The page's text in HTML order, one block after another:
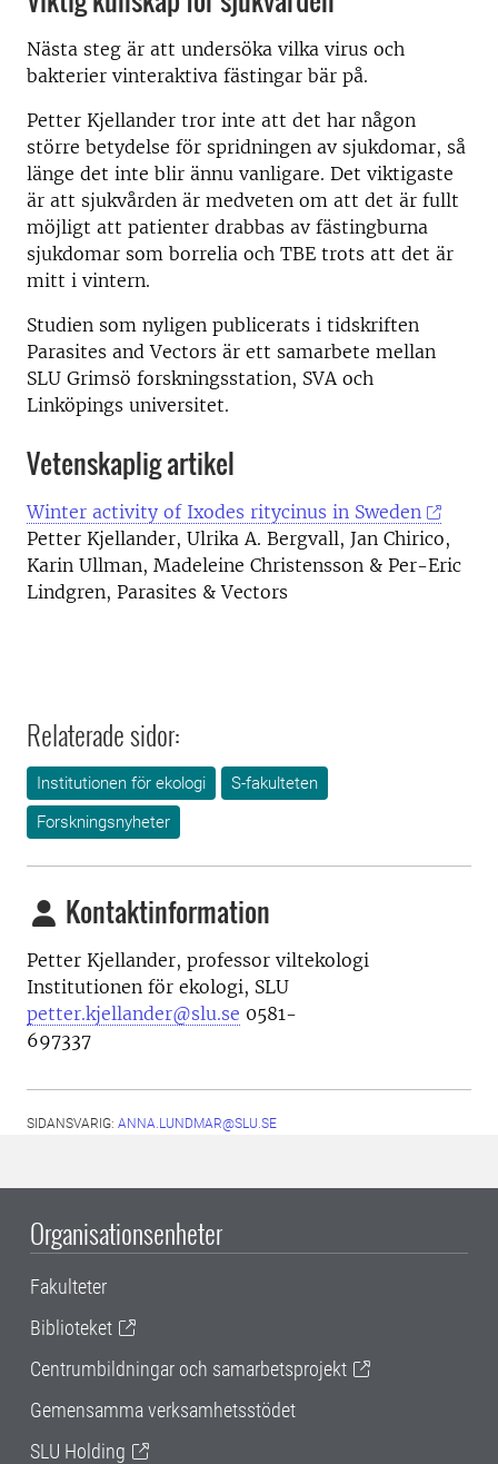
Nästa steg är att undersöka vilka virus och
bakterier vinteraktiva fästingar bär på.
Petter Kjellander tror inte att det har någon
större betydelse för spridningen av sjukdomar, så
länge det inte blir ännu vanligare. Det viktigaste
är att sjukvården är medveten om att det är fullt
möjligt att patienter drabbas av fästingburna
sjukdomar som borrelia och TBE trots att det är
mitt i vintern.
Studien som nyligen publicerats i tidskriften
Parasites and Vectors är ett samarbete mellan
SLU Grimsö forskningsstation, SVA och
Linköpings universitet.
Vetenskaplig artikel
Winter activity of Ixodes ritycinus in Sweden
Petter Kjellander, Ulrika A. Bergvall, Jan Chirico,
Karin Ullman, Madeleine Christensson & Per-Eric
Lindgren, Parasites & Vectors
Relaterade sidor:
Institutionen för ekologi
S-fakulteten
Forskningsnyheter
Kontaktinformation
Petter Kjellander, professor viltekologi
Institutionen för ekologi, SLU
petter.kjellander@slu.se 0581-
697337
SIDANSVARIG: ANNA.LUNDMAR@SLU.SE
Organisationsenheter
Fakulteter
Biblioteket
Centrumbildningar och samarbetsprojekt
Gemensamma verksamhetsstödet
SLU Holding